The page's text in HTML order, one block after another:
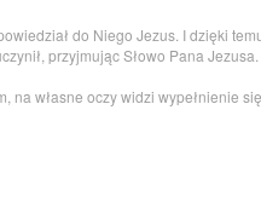
do Niego Jezus. I dzięki
przyjmując Słowo Pana Jezusa.
na własne oczy widzi wypełnienie